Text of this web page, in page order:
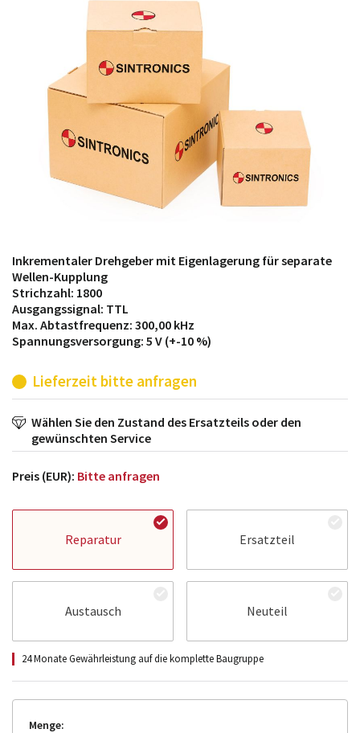
möglich. SINTRONICS ist dann ihr Partner, der
entweder die alten Baugruppen technisch hochwertig
repariert oder ihnen die abgekündigten Baugruppen
aus dem eigenen Lager ersetzt.
Inkrementaler Drehgeber mit Eigenlagerung für separate
Wellen-Kupplung
Strichzahl: 1800
Ausgangssignal: TTL
Max. Abtastfrequenz: 300,00 kHz
Spannungsversorgung: 5 V (+-10 %)
Lieferzeit bitte anfragen
Wählen Sie den Zustand des Ersatzteils oder den
gewünschten Service
Preis (EUR): Bitte anfragen
Reparatur Ersatzteil
Austausch Neuteil
24 Monate Gewährleistung auf die komplette Baugruppe
Menge: